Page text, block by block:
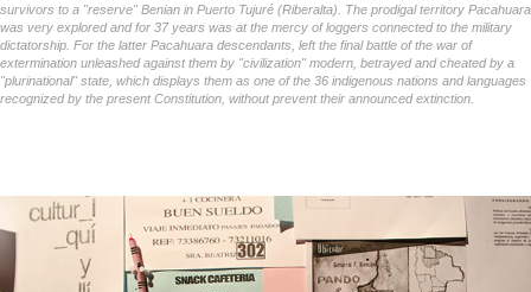
survivors to a "reserve" Benian in Puerto Tujuré (Riberalta). The prodigal territory Pacahuara
was very explored and for 37 years was at the mercy of loggers connected to the military
dictatorship. For the latter Pacahuara descendants, left the final battle of the war of
extermination unleashed against them by "civilization" modern, betrayed and cheated by a
"plurinational" state, which displays them as one of the 36 indigenous nations and languages
recognized by the present Constitution, without prevent their announced extinction.